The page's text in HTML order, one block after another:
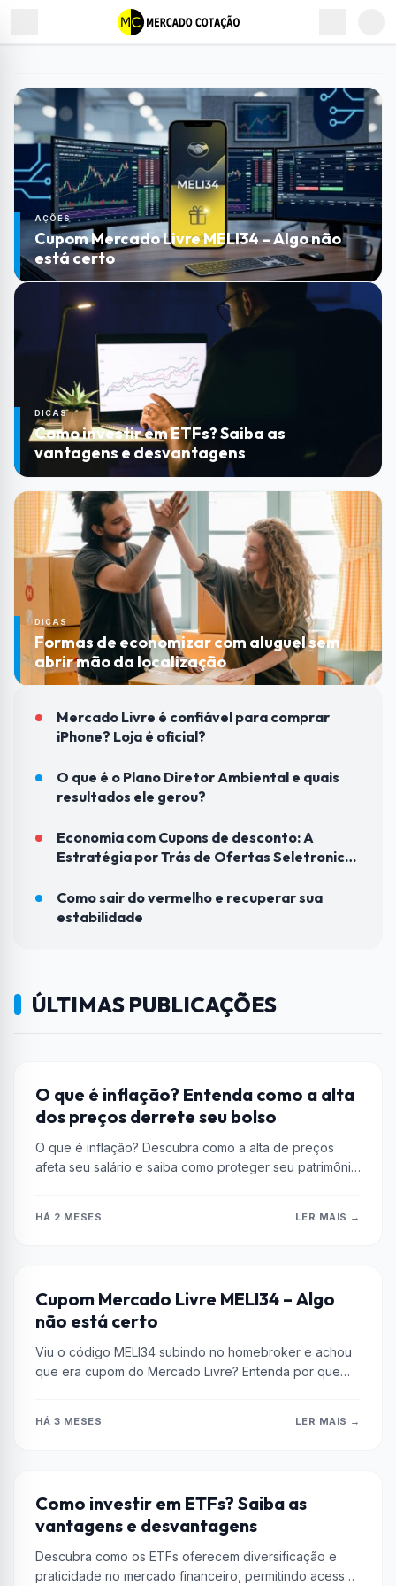
a alta dos preços derrete seu
bolso
AÇÕES
Cupom Mercado Livre MELI34 – Algo não
está certo
DICAS
Como investir em ETFs? Saiba as
vantagens e desvantagens
DICAS
Formas de economizar com aluguel sem
abrir mão da localização
Mercado Livre é confiável para comprar
iPhone? Loja é oficial?
O que é o Plano Diretor Ambiental e quais
resultados ele gerou?
Economia com Cupons de desconto: A
Estratégia por Trás de Ofertas Seletronic
Como sair do vermelho e recuperar sua
estabilidade
ÚLTIMAS PUBLICAÇÕES
ENCOMIA
O que é inflação? Entenda como a alta
dos preços derrete seu bolso
O que é inflação? Descubra como a alta de preços
afeta seu salário e saiba como proteger seu patrimônio
HÁ 2 MESES LER MAIS →
AÇÕES
Cupom Mercado Livre MELI34 – Algo
não está certo
Viu o código MELI34 subindo no homebroker e achou
que era cupom do Mercado Livre? Entenda por que
HÁ 3 MESES LER MAIS →
DICAS
Como investir em ETFs? Saiba as
vantagens e desvantagens
Descubra como os ETFs oferecem diversificação e
praticidade no mercado financeiro, permitindo acesso